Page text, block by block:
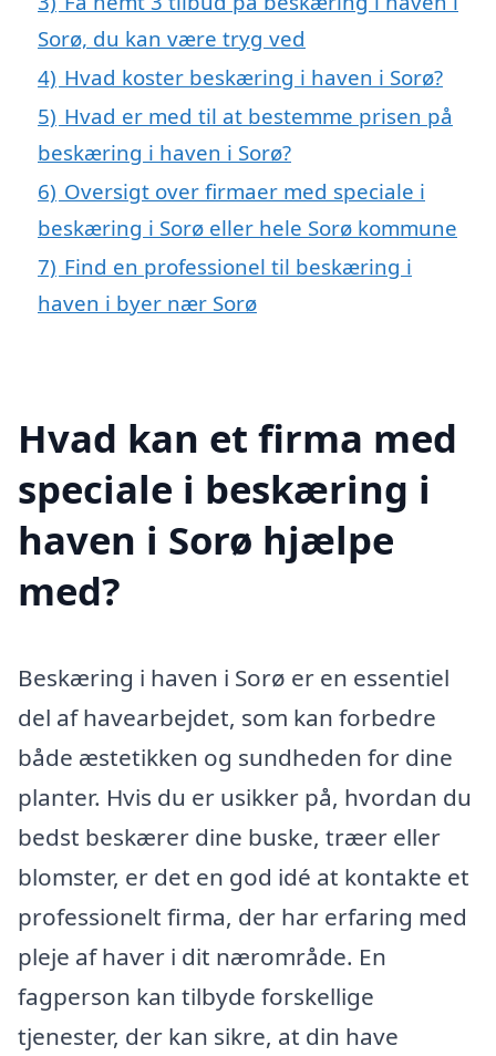
Sorø, du kan være tryg ved
4) Hvad koster beskæring i haven i Sorø?
5) Hvad er med til at bestemme prisen på
beskæring i haven i Sorø?
6) Oversigt over firmaer med speciale i
beskæring i Sorø eller hele Sorø kommune
7) Find en professionel til beskæring i
haven i byer nær Sorø
Hvad kan et firma med
speciale i beskæring i
haven i Sorø hjælpe
med?
Beskæring i haven i Sorø er en essentiel
del af havearbejdet, som kan forbedre
både æstetikken og sundheden for dine
planter. Hvis du er usikker på, hvordan du
bedst beskærer dine buske, træer eller
blomster, er det en god idé at kontakte et
professionelt firma, der har erfaring med
pleje af haver i dit nærområde. En
fagperson kan tilbyde forskellige
tjenester, der kan sikre, at din have